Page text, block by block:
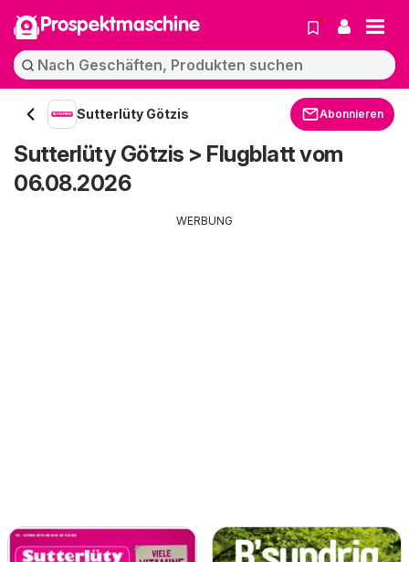
Prospektmaschine
Sutterlüty Götzis Abonnieren
Sutterlüty Götzis > Flugblatt vom
06.08.2026
WERBUNG